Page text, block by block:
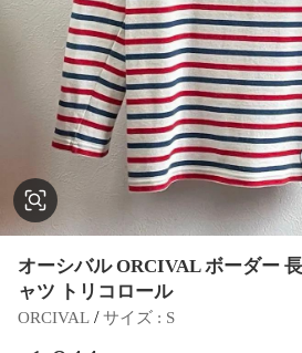
オーシバル ORCIVAL ボーダー
ャツ トリコロール
ORCIVAL / サイズ : S